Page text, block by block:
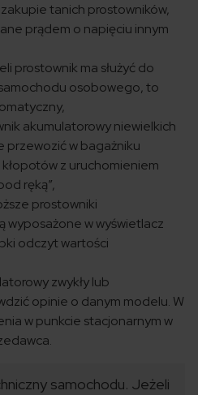
tanich prostowników,
prądem o napięciu innym
prostownik ma służyć do
osobowego, to
akumulatorowy niewielkich
przewozić w bagażniku
z uruchomieniem
ręką”,
prostowniki
wyposażone w wyświetlacz
odczyt wartości
zwykły lub
opinie o danym modelu. W
w punkcie stacjonarnym w
samochodu. Jeżeli